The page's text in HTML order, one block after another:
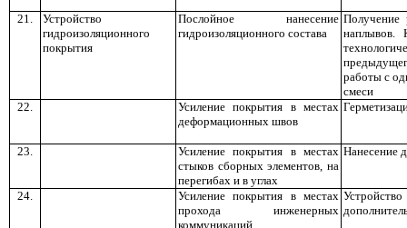
21.
Устройство
гидроизоляционного
покрытия
Послойное нанесение
гидроизоляционного состава
Получение
наплывов.
работы с
смеси
22.
Усиление покрытия в местах
деформационных швов
23.
Усиление покрытия в местах
стыков сборных элементов, на
перегибах и в углах
Нанесение
24.
Усиление покрытия в местах
прохода инженерных
коммуникаций